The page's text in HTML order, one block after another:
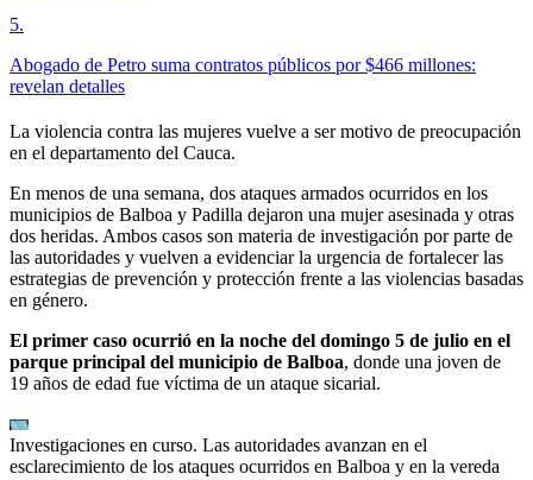
5.
Abogado de Petro suma contratos públicos por $466 millones:
revelan detalles
La violencia contra las mujeres vuelve a ser motivo de preocupación
en el departamento del Cauca.
En menos de una semana, dos ataques armados ocurridos en los
municipios de Balboa y Padilla dejaron una mujer asesinada y otras
dos heridas. Ambos casos son materia de investigación por parte de
las autoridades y vuelven a evidenciar la urgencia de fortalecer las
estrategias de prevención y protección frente a las violencias basadas
en género.
El primer caso ocurrió en la noche del domingo 5 de julio en el
parque principal del municipio de Balboa, donde una joven de
19 años de edad fue víctima de un ataque sicarial.
Investigaciones en curso. Las autoridades avanzan en el
esclarecimiento de los ataques ocurridos en Balboa y en la vereda